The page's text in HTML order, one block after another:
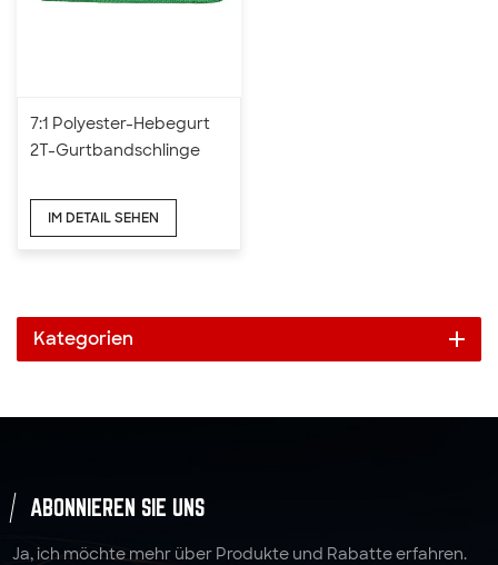
7:1 Polyester-Hebegurt
2T-Gurtbandschlinge
IM DETAIL SEHEN
Kategorien
ABONNIEREN SIE UNS
Ja, ich möchte mehr über Produkte und Rabatte erfahren.